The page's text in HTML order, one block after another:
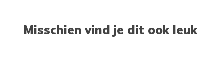
Misschien vind je dit ook leuk